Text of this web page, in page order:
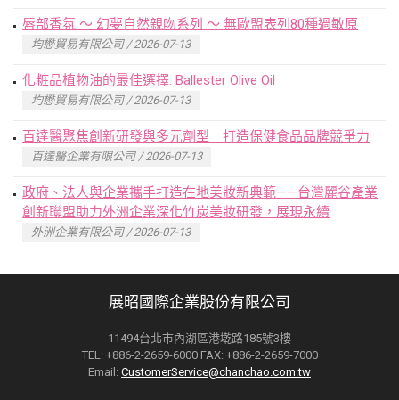
唇部香氛 ～ 幻夢自然親吻系列 ～ 無歐盟表列80種過敏原
均懋貿易有限公司 / 2026-07-13
化粧品植物油的最佳選擇: Ballester Olive Oil
均懋貿易有限公司 / 2026-07-13
百達醫聚焦創新研發與多元劑型 打造保健食品品牌競爭力
百達醫企業有限公司 / 2026-07-13
政府、法人與企業攜手打造在地美妝新典範——台灣麗谷產業
創新聯盟助力外洲企業深化竹炭美妝研發，展現永續
外洲企業有限公司 / 2026-07-13
展昭國際企業股份有限公司
11494台北市內湖區港墘路185號3樓
TEL: +886-2-2659-6000 FAX: +886-2-2659-7000
Email: CustomerService@chanchao.com.tw